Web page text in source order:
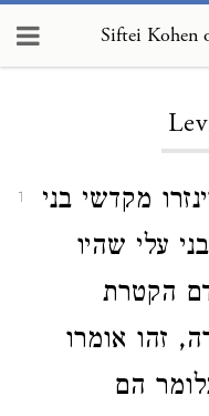
Siftei Kohen
1
מקדשי בני
עלי שהיו
הקטרת
זהו אומרו
הם